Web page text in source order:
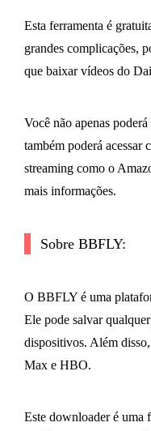
Esta ferramenta é
grandes complicações,
que baixar vídeos do
Você não apenas
também poderá acessar
streaming como o
mais informações.
Sobre BBFLY:
O BBFLY é uma
Ele pode salvar
dispositivos. Além
Max e HBO.
Este downloader é uma